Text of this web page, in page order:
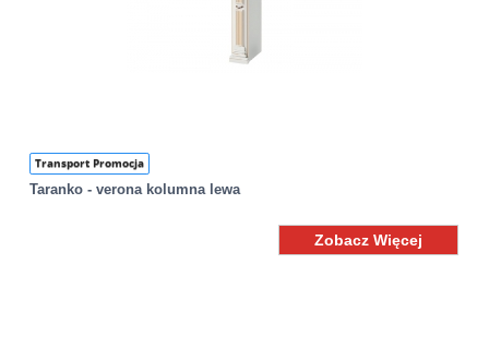
Transport Promocja
Taranko - verona kolumna lewa
Zobacz Więcej